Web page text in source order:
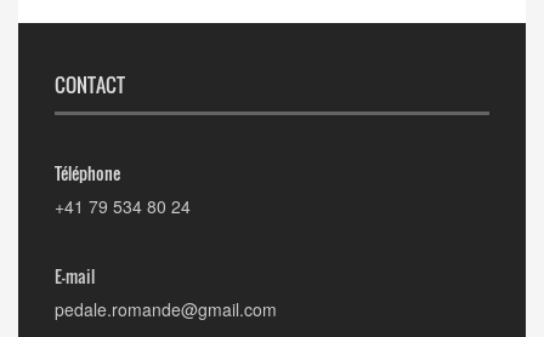
CONTACT
Téléphone
+41 79 534 80 24
E-mail
pedale.romande@gmail.com